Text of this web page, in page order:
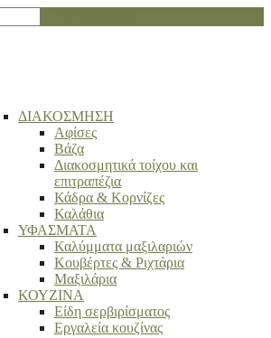
ΔΙΑΚΟΣΜΗΣΗ
Αφίσες
Βάζα
Διακοσμητικά τοίχου και
επιτραπέζια
Κάδρα & Κορνίζες
Καλάθια
ΥΦΑΣΜΑΤΑ
Καλύμματα μαξιλαριών
Κουβέρτες & Ριχτάρια
Μαξιλάρια
ΚΟΥΖΙΝΑ
Είδη σερβιρίσματος
Εργαλεία κουζίνας